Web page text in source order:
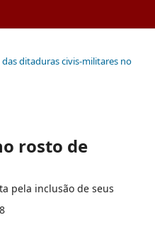
ditaduras civis-militares no
rosto de
pela inclusão de seus